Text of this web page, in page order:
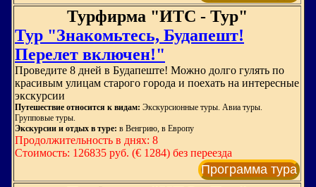
Турфирма "ИТС - Тур"
Тур "Знакомьтесь, Будапешт!
Перелет включен!"
Проведите 8 дней в Будапеште! Можно долго гулять по
красивым улицам старого города и поехать на интересные
экскурсии
Путешествие относится к видам: Экскурсионные туры. Авиа туры.
Групповые туры.
Экскурсии и отдых в туре: в Венгрию, в Европу
Продолжительность в днях: 8
Стоимость: 126835 руб. (€ 1284) без переезда
Программа тура